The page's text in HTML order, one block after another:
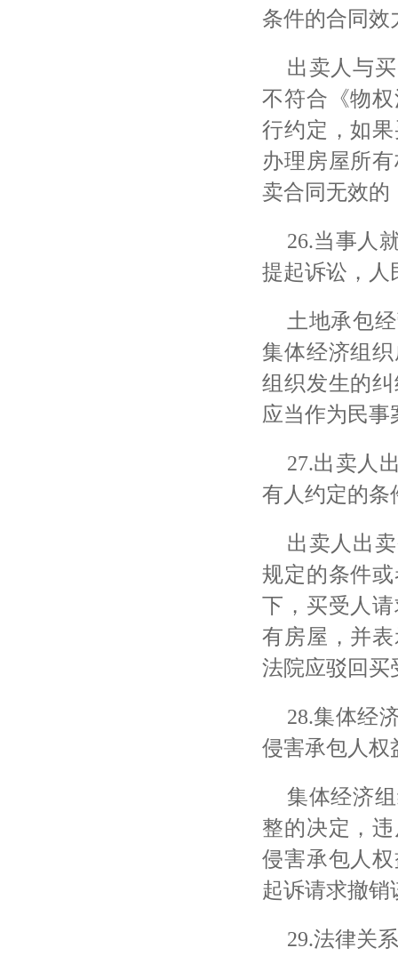
条件的合同效
出卖人与
不符合《物
行约定，如
办理房屋所
卖合同无效的
26.当事人
提起诉讼，人
土地承包
集体经济组
组织发生的
应当作为民
27.出卖人
有人约定的条
出卖人出
规定的条件
下，买受人
有房屋，并
法院应驳回买
28.集体经
侵害承包人权
集体经济
整的决定，
侵害承包人
起诉请求撤销
29.法律关